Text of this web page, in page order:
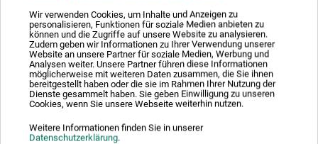
Wir verwenden Cookies, um Inhalte und Anzeigen zu
personalisieren, Funktionen für soziale Medien anbieten zu
können und die Zugriffe auf unsere Website zu analysieren.
Zudem geben wir Informationen zu Ihrer Verwendung unserer
Website an unsere Partner für soziale Medien, Werbung und
Analysen weiter. Unsere Partner führen diese Informationen
möglicherweise mit weiteren Daten zusammen, die Sie ihnen
bereitgestellt haben oder die sie im Rahmen Ihrer Nutzung der
Dienste gesammelt haben. Sie geben Einwilligung zu unseren
Cookies, wenn Sie unsere Webseite weiterhin nutzen.
Weitere Informationen finden Sie in unserer
Datenschutzerklärung.
zzgl. Versandkosten